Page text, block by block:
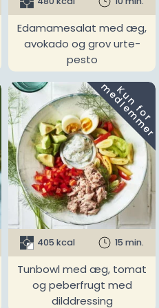
Edamamesalat med æg,
avokado og grov urte-
pesto
K
u
n
f
o
r
m
e
d
l
e
m
m
e
r
405 kcal 15 min.
Tunbowl med æg, tomat
og peberfrugt med
dilddressing